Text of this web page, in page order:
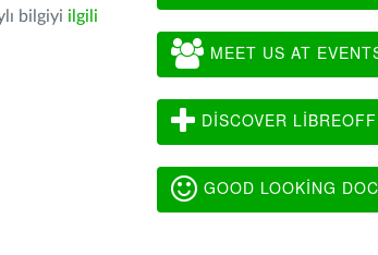
bilgiyi ilgili
MEET US AT
DISCOVER
GOOD LOOKING